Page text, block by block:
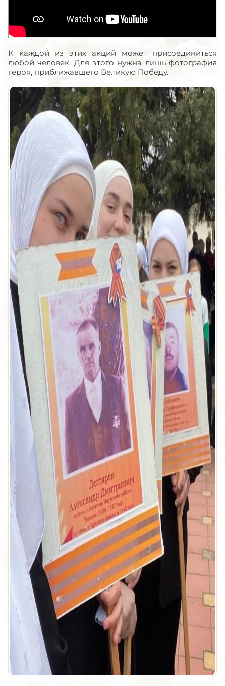
К каждой из этих акций может присоединиться
любой человек. Для этого нужна лишь фотография
героя, приближавшего Великую Победу.